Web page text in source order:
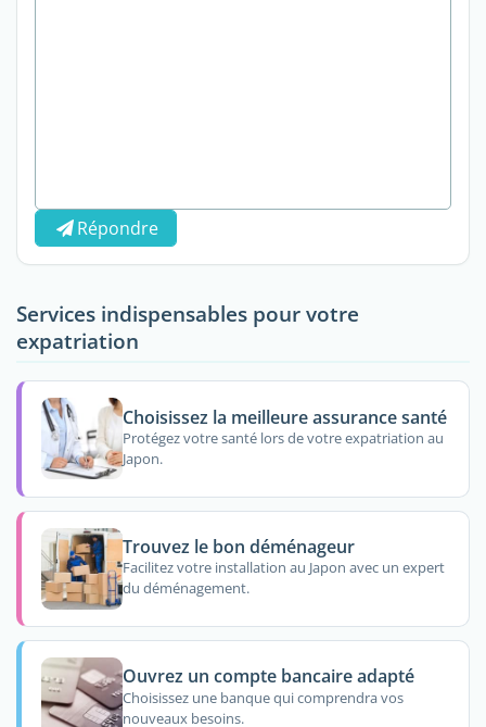
Répondre
Services indispensables pour votre
expatriation
Choisissez la meilleure assurance santé
Protégez votre santé lors de votre expatriation au
Japon.
Trouvez le bon déménageur
Facilitez votre installation au Japon avec un expert
du déménagement.
Ouvrez un compte bancaire adapté
Choisissez une banque qui comprendra vos
nouveaux besoins.